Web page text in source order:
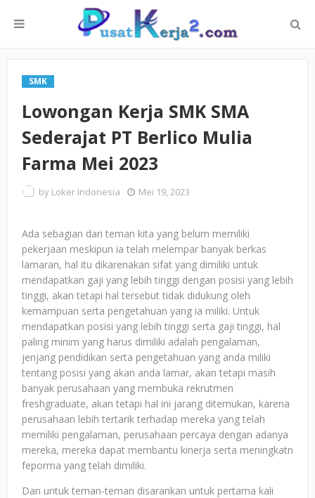
SMK
Lowongan Kerja SMK SMA
Sederajat PT Berlico Mulia
Farma Mei 2023
by Loker Indonesia Mei 19, 2023
Ada sebagian dari teman kita yang belum memiliki
pekerjaan meskipun ia telah melempar banyak berkas
lamaran, hal itu dikarenakan sifat yang dimiliki untuk
mendapatkan gaji yang lebih tinggi dengan posisi yang lebih
tinggi, akan tetapi hal tersebut tidak didukung oleh
kemampuan serta pengetahuan yang ia miliki. Untuk
mendapatkan posisi yang lebih tinggi serta gaji tinggi, hal
paling minim yang harus dimiliki adalah pengalaman,
jenjang pendidikan serta pengetahuan yang anda miliki
tentang posisi yang akan anda lamar, akan tetapi masih
banyak perusahaan yang membuka rekrutmen
freshgraduate, akan tetapi hal ini jarang ditemukan, karena
perusahaan lebih tertarik terhadap mereka yang telah
memiliki pengalaman, perusahaan percaya dengan adanya
mereka, mereka dapat membantu kinerja serta meningkatn
feporma yang telah dimiliki.
Dan untuk teman-teman disarankan untuk pertama kali